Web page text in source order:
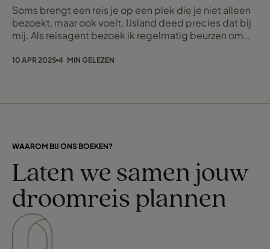
Soms brengt een reis je op een plek die je niet alleen
bezoekt, maar ook voelt. IJsland deed precies dat bij
mij. Als reisagent bezoek ik regelmatig beurzen om
reizen samen te stellen voor mijn klanten. Toen
10 APR 2025 4 MIN GELEZEN
WAAROM BIJ ONS BOEKEN?
Laten we samen jouw
droomreis plannen